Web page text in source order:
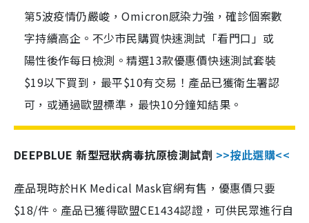
第5波疫情仍嚴峻，Omicron感染力強，確診個案數
字持續高企。不少市民購買快速測試「看門口」或
陽性後作每日檢測。精選13款優惠價快速測試套裝
$19以下買到，最平$10有交易！產品已獲衛生署認
可，或通過歐盟標準，最快10分鐘知結果。
DEEPBLUE 新型冠狀病毒抗原檢測試劑 >>按此選購<<
產品現時於HK Medical Mask官網有售，優惠價只要
$18/件。產品已獲得歐盟CE1434認證，可供民眾進行自